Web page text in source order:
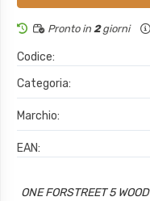
Pronto in 2giorni
Codice:
Categoria:
Marchio:
EAN:
ONE FORSTREET 5 WOOD